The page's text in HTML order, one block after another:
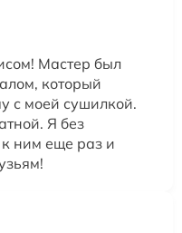
Мастер был
который
с моей сушилкой.
Я без
ним еще раз и